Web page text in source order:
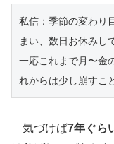
私信：季節の変わり
まい、数日お休みし
一応これまで月〜金
れからは少し崩すこ
気づけば7年ぐら